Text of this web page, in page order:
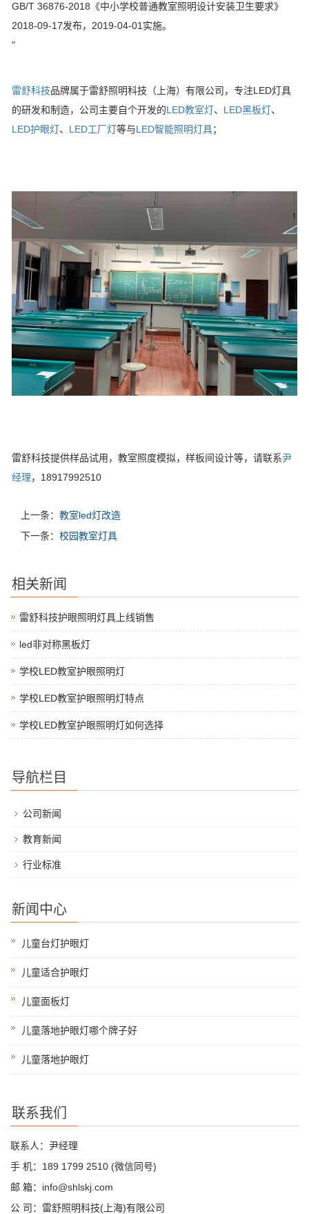
GB/T 36876-2018《中小学校普通教室照明设计安装卫生要求》
2018-09-17发布，2019-04-01实施。
"
雷舒科技品牌属于雷舒照明科技（上海）有限公司，专注LED灯具
的研发和制造，公司主要自个开发的LED教室灯、 LED黑板灯、
LED护眼灯、 LED工厂灯等与LED智能照明灯具；
雷舒科技提供样品试用，教室照度模拟，样板间设计等，请联系尹
经理，18917992510
上一条： 教室led灯改造
下一条： 校园教室灯具
相关新闻
雷舒科技护眼照明灯具上线销售
led非对称黑板灯
学校LED教室护眼照明灯
学校LED教室护眼照明灯特点
学校LED教室护眼照明灯如何选择
导航栏目
公司新闻
教育新闻
行业标准
新闻中心
儿童台灯护眼灯
儿童适合护眼灯
儿童面板灯
儿童落地护眼灯哪个牌子好
儿童落地护眼灯
联系我们
联系人：尹经理
手 机：189 1799 2510 (微信同号)
邮 箱：info@shlskj.com
公 司：雷舒照明科技(上海)有限公司